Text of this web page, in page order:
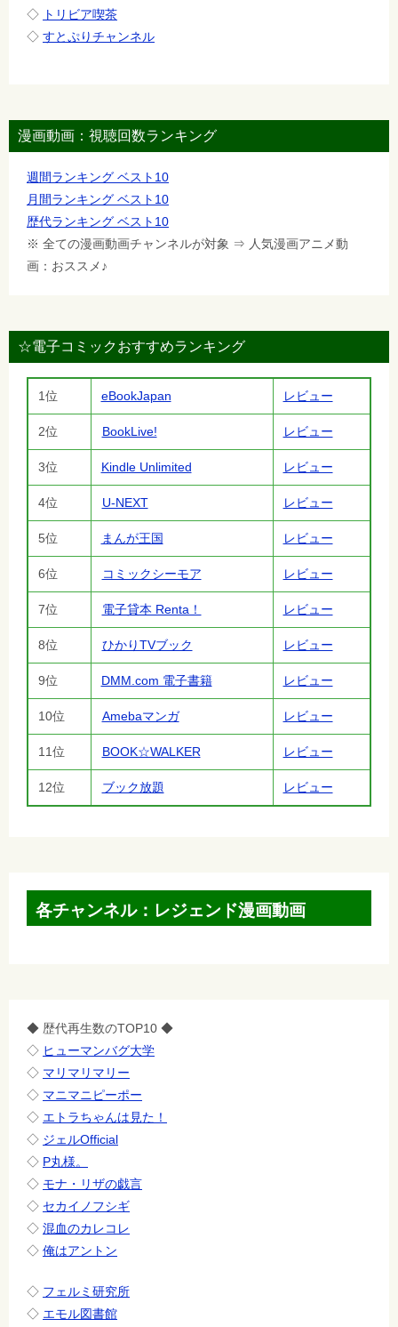
◇ トリビア喫茶
◇ すとぷりチャンネル
漫画動画：視聴回数ランキング
週間ランキング ベスト10
月間ランキング ベスト10
歴代ランキング ベスト10
※ 全ての漫画動画チャンネルが対象 ⇒ 人気漫画アニメ動
画：おススメ♪
☆電子コミックおすすめランキング
1位 eBookJapan レビュー
2位 BookLive! レビュー
3位 Kindle Unlimited レビュー
4位 U-NEXT レビュー
5位 まんが王国 レビュー
6位 コミックシーモア レビュー
7位 電子貸本 Renta！ レビュー
8位 ひかりTVブック レビュー
9位 DMM.com 電子書籍 レビュー
10位 Amebaマンガ レビュー
11位 BOOK☆WALKER レビュー
12位 ブック放題 レビュー
各チャンネル：レジェンド漫画動画
◆ 歴代再生数のTOP10 ◆
◇ ヒューマンバグ大学
◇ マリマリマリー
◇ マニマニピーポー
◇ エトラちゃんは見た！
◇ ジェルOfficial
◇ P丸様。
◇ モナ・リザの戯言
◇ セカイノフシギ
◇ 混血のカレコレ
◇ 俺はアントン
◇ フェルミ研究所
◇ エモル図書館